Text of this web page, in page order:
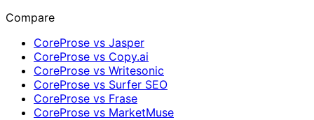
Compare
CoreProse vs Jasper
CoreProse vs Copy.ai
CoreProse vs Writesonic
CoreProse vs Surfer SEO
CoreProse vs Frase
CoreProse vs MarketMuse